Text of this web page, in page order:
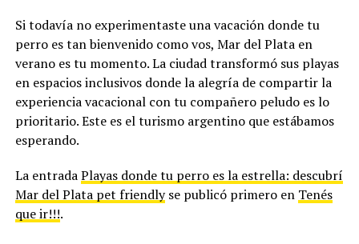
Si todavía no experimentaste una vacación donde tu
perro es tan bienvenido como vos, Mar del Plata en
verano es tu momento. La ciudad transformó sus playas
en espacios inclusivos donde la alegría de compartir la
experiencia vacacional con tu compañero peludo es lo
prioritario. Este es el turismo argentino que estábamos
esperando.
La entradaPlayas donde tu perro es la estrella: descubrí
Mar del Plata pet friendlyse publicó primero en Tenés
que ir!!!.